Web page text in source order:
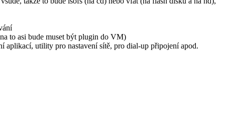
to asi bude muset být plugin do VM)
aplikací, utility pro nastavení sítě, pro dial-up připojení apod.